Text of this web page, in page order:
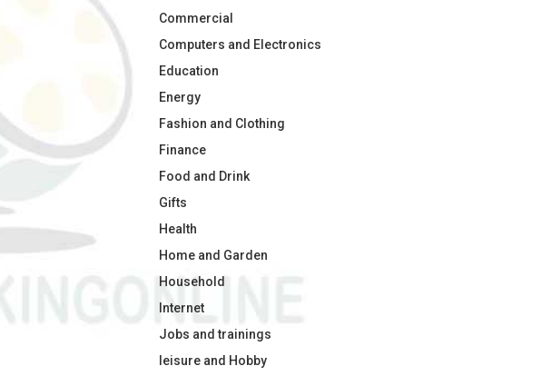
Commercial
Computers and Electronics
Education
Energy
Fashion and Clothing
Finance
Food and Drink
Gifts
Health
Home and Garden
Household
Internet
Jobs and trainings
leisure and Hobby